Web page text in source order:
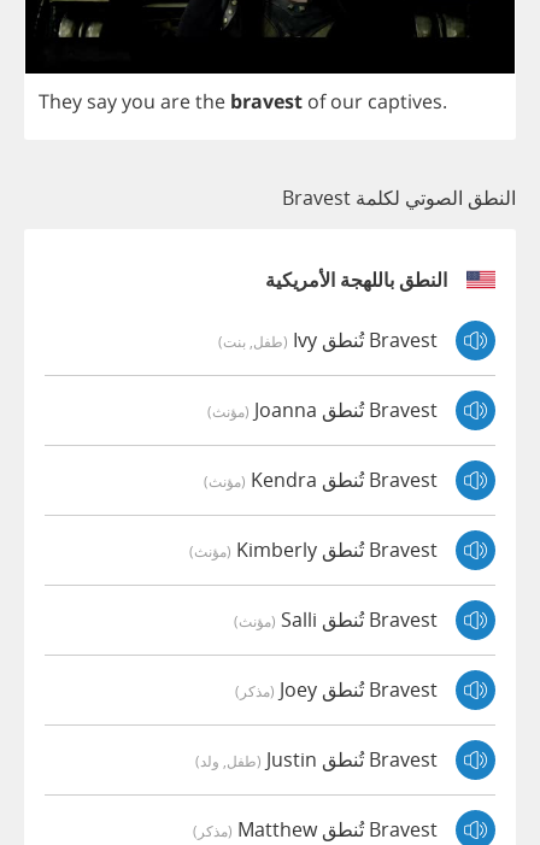
They sayyou arethe bravest of our captives.
النطق الصوتي لكلمة Bravest
النطق باللهجة الأمريكية
Bravest تُنطق Ivy (طفل, بنت)
Bravest تُنطق Joanna (مؤنث)
Bravest تُنطق Kendra (مؤنث)
Bravest تُنطق Kimberly (مؤنث)
Bravest تُنطق Salli (مؤنث)
Bravest تُنطق Joey (مذكر)
Bravest تُنطق Justin (طفل, ولد)
Bravest تُنطق Matthew (مذكر)